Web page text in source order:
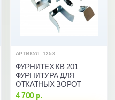
АРТИКУЛ: 1258
ФУРНИТЕХ КВ 201
ФУРНИТУРА ДЛЯ
ОТКАТНЫХ ВОРОТ
4 700 р.